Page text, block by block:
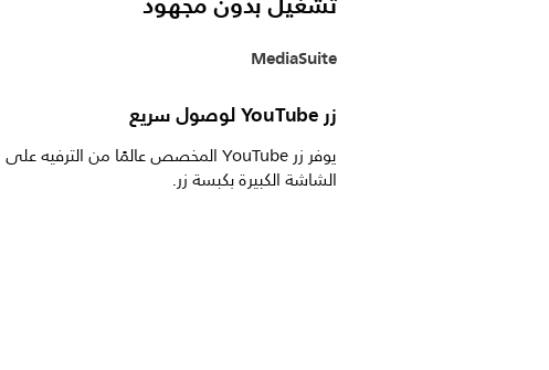
MediaSuite
زر YouTube لوصول سريع
يوفر زر YouTube المخصص عالمًا من الترفيه على
الشاشة الكبيرة بكبسة زر.